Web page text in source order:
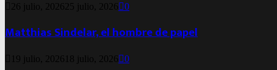
26 julio, 2026 25 julio, 2026 0
Matthias Sindelar, el hombre de papel
19 julio, 2026 18 julio, 2026 0